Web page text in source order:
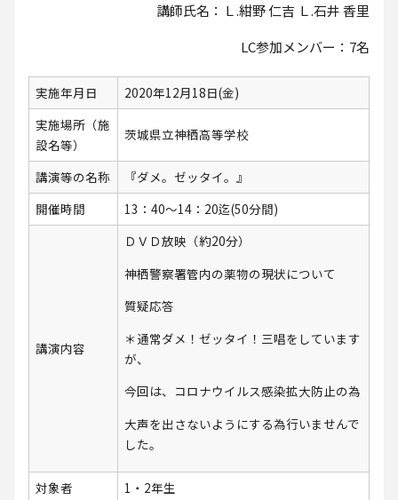
講師氏名：Ｌ.紺野 仁吉 Ｌ.石井 香里
LC参加メンバー：7名
実施年月日
2020年12月18日(金)
実施場所（施
設名等）
茨城県立神栖高等学校
講演等の名称
『ダメ。ゼッタイ。』
開催時間
13：40～14：20迄(50分間)
講演内容
ＤＶＤ放映（約20分）
神栖警察署管内の薬物の現状について
質疑応答
＊通常ダメ！ゼッタイ！三唱をしています
が、
今回は、コロナウイルス感染拡大防止の為
大声を出さないようにする為行いませんで
した。
対象者
1・2年生